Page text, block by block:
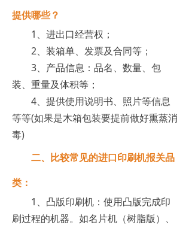
提供哪些？
1、进出口经营权；
2、装箱单、发票及合同等；
3、产品信息：品名、数量、包
装、重量及体积等；
4、提供使用说明书、照片等信息
等等(如果是木箱包装要提前做好熏蒸消
毒)
二、比较常见的进口印刷机报关品
类：
1、凸版印刷机：使用凸版完成印
刷过程的机器。如名片机（树脂版）、